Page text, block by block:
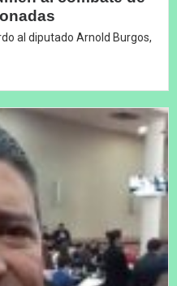
al diputado Arnold Burgos,